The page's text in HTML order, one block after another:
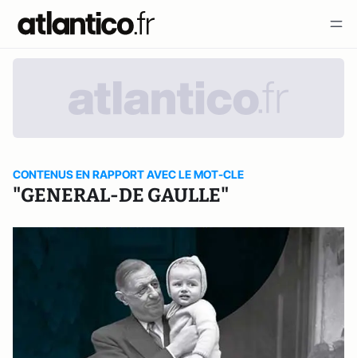
CONTENUS EN RAPPORT AVEC LE MOT-CLE
"GENERAL-DE GAULLE"